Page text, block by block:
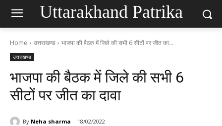
Uttarakhand Patrika
Home उत्तराखण्ड भाजपा की बैठक में जिले की सभी 6 सीटों पर जीत का...
उत्तराखण्ड
भाजपा की बैठक में जिले की सभी 6
सीटों पर जीत का दावा
By Neha sharma 18/02/2022